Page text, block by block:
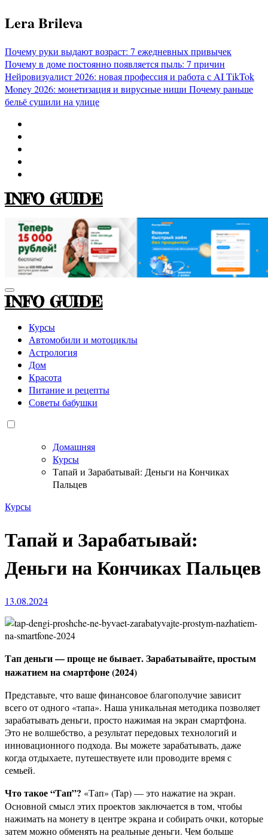
Перейти
к
Lera Brileva
Почему руки выдают возраст: 7 ежедневных привычек
Почему в доме постоянно появляется пыль: 7 причин
Нейровизуалист 2026: новая профессия и работа с AITikTok
Money 2026: монетизация и вирусные ниши Почему раньше
бельё сушили на улице
INFO GUIDE
INFO GUIDE
Курсы
Автомобили и мотоциклы
Астрология
Дом
Красота
Питание и рецепты
Советы бабушки
Домашняя
Курсы
Тапай и Зарабатывай: Деньги на Кончиках
Пальцев
Курсы
Тапай и Зарабатывай:
Деньги на Кончиках Пальцев
13.08.2024
Тап деньги — проще не бывает. Зарабатывайте, простым
нажатием на смартфоне (2024)
Представьте, что ваше финансовое благополучие зависит
всего от одного «тапа». Наша уникальная методика позволяет
зарабатывать деньги, просто нажимая на экран смартфона.
Это не волшебство, а результат передовых технологий и
инновационного подхода. Вы можете зарабатывать, даже
когда отдыхаете, путешествуете или проводите время с
семьей.
Что такое “Тап”? «Тап» (Tap) — это нажатие на экран.
Основной смысл этих проектов заключается в том, чтобы
нажимать на монету в центре экрана и собирать очки, которые
затем можно обменять на реальные деньги. Чем больше